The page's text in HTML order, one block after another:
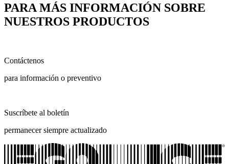
PARA MÁS INFORMACIÓN SOBRE
NUESTROS PRODUCTOS
Contáctenos
para información o preventivo
Suscríbete al boletín
permanecer siempre actualizado